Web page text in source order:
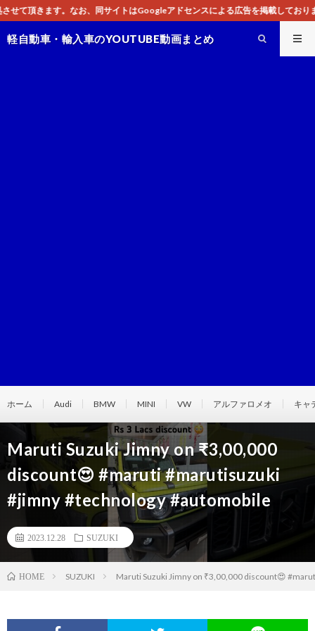
トはGoogleアドセンスによる広告を掲載しております。
軽自動車・輸入車のYOUTUBE動画まとめ
ホーム Audi BMW MINI VW アルファロメオ キャ
Maruti Suzuki Jimny on ₹3,00,000
discount😍 #maruti #marutisuzuki
#jimny #technology #automobile
2023.12.28 SUZUKI
HOME SUZUKI Maruti Suzuki Jimny on ₹3,00,000 discount😍